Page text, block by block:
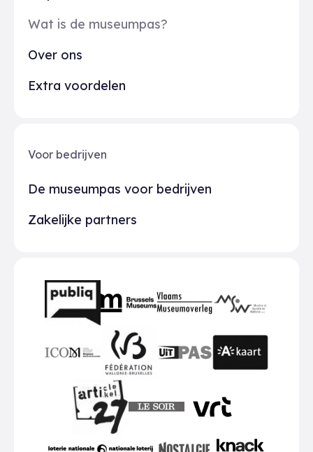
Wat is de museumpas?
Over ons
Extra voordelen
Voor bedrijven
De museumpas voor bedrijven
Zakelijke partners
Partners
FWB
Art 27